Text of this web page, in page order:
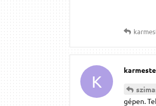
K
gépen.